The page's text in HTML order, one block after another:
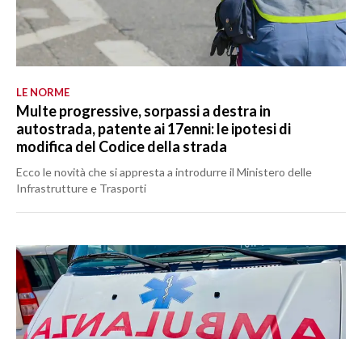
LE NORME
Multe progressive, sorpassi a destra in
autostrada, patente ai 17enni: le ipotesi di
modifica del Codice della strada
Ecco le novità che si appresta a introdurre il Ministero delle
Infrastrutture e Trasporti